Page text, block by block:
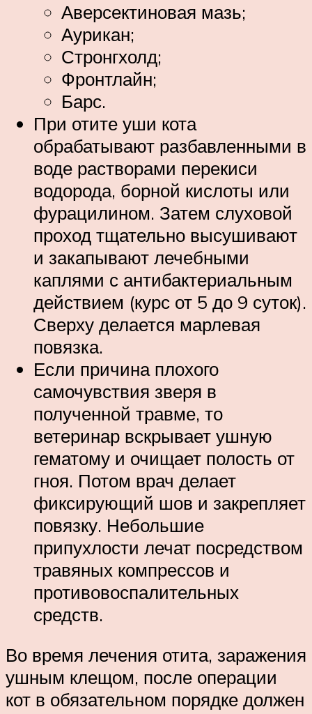
Аверсектиновая мазь;
Аурикан;
Стронгхолд;
Фронтлайн;
Барс.
При отите уши кота
обрабатывают разбавленными в
воде растворами перекиси
водорода, борной кислоты или
фурацилином. Затем слуховой
проход тщательно высушивают
и закапывают лечебными
каплями с антибактериальным
действием (курс от 5 до 9 суток).
Сверху делается марлевая
повязка.
Если причина плохого
самочувствия зверя в
полученной травме, то
ветеринар вскрывает ушную
гематому и очищает полость от
гноя. Потом врач делает
фиксирующий шов и закрепляет
повязку. Небольшие
припухлости лечат посредством
травяных компрессов и
противовоспалительных
средств.
Во время лечения отита, заражения
ушным клещом, после операции
кот в обязательном порядке должен